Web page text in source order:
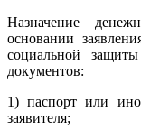
Назначение
основании
социальной
документов:
1) паспорт или
заявителя;